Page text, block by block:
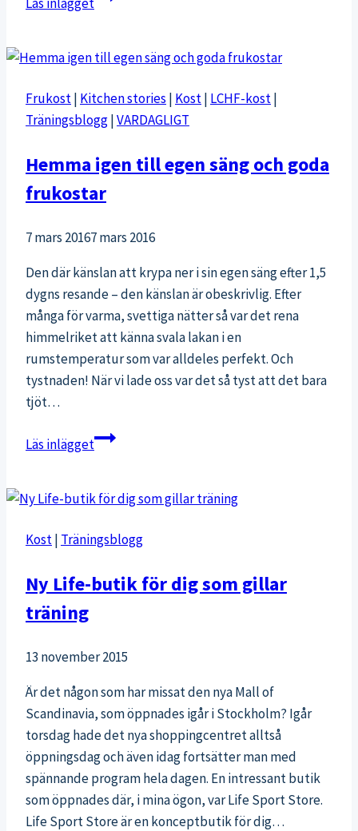
Det
och
det
Frukost| Kitchen stories | Kost| LCHF-kost|
Träningsblogg|VARDAGLIGT
Hemma igen till egen säng och goda
frukostar
7 mars 20167 mars 2016
Den där känslan att krypa ner i sin egen säng efter 1,5
dygns resande – den känslan är obeskrivlig. Efter
många för varma, svettiga nätter så var det rena
himmelriket att känna svala lakan i en
rumstemperatur som var alldeles perfekt. Och
tystnaden! När vi lade oss var det så tyst att det bara
tjöt…
Läs inläggetHemma
egen
och
frukostar
Kost| Träningsblogg
Ny Life-butik för dig som gillar
träning
13 november 2015
Är det någon som har missat den nya Mall of
Scandinavia, som öppnades igår i Stockholm? Igår
torsdag hade det nya shoppingcentret alltså
öppningsdag och även idag fortsätter man med
spännande program hela dagen. En intressant butik
som öppnades där, i mina ögon, var Life Sport Store.
Life Sport Store är en konceptbutik för dig…